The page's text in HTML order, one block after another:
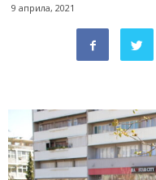
9 априла, 2021